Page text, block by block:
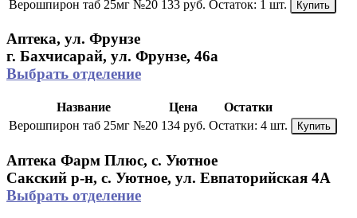
Верошпирон таб 25мг №20 133 руб. Остаток: 1 шт. Купить
Аптека, ул. Фрунзе
г. Бахчисарай, ул. Фрунзе, 46а
Выбрать отделение
Название Цена
Остатки
Верошпирон таб 25мг №20 134 руб. Остатки: 4 шт. Купить
Аптека Фарм Плюс, с. Уютное
Сакский р-н, с. Уютное, ул. Евпаторийская 4А
Выбрать отделение